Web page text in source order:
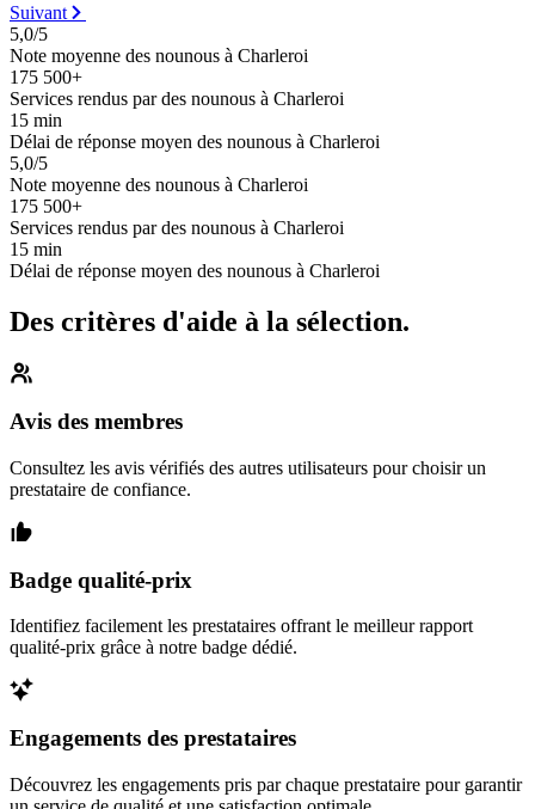
Suivant
5,0/5
Note moyenne des nounous à Charleroi
175 500+
Services rendus par des nounous à Charleroi
15 min
Délai de réponse moyen des nounous à Charleroi
5,0/5
Note moyenne des nounous à Charleroi
175 500+
Services rendus par des nounous à Charleroi
15 min
Délai de réponse moyen des nounous à Charleroi
Des critères d'aide à la sélection.
Avis des membres
Consultez les avis vérifiés des autres utilisateurs pour choisir un
prestataire de confiance.
Badge qualité-prix
Identifiez facilement les prestataires offrant le meilleur rapport
qualité-prix grâce à notre badge dédié.
Engagements des prestataires
Découvrez les engagements pris par chaque prestataire pour garantir